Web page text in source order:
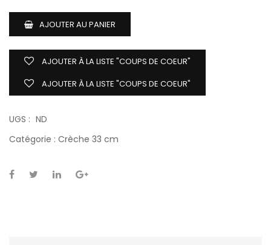
AJOUTER AU PANIER
AJOUTER À LA LISTE "COUPS DE COEUR"
AJOUTER À LA LISTE "COUPS DE COEUR"
UGS : ND
Catégorie : Crèche 33 cm